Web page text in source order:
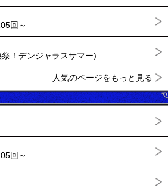
回～
祭！デンジャラスサマー)
人気のページをもっと見る
回～